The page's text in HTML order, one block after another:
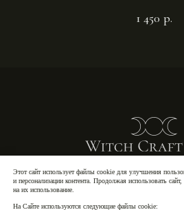
1 450 р.
Этот сайт использует файлы cookie для улучшения
и персонализации контента. Продолжая использовать
на их использование.
На Сайте используются следующие файлы cookie:
Политика
Публичная